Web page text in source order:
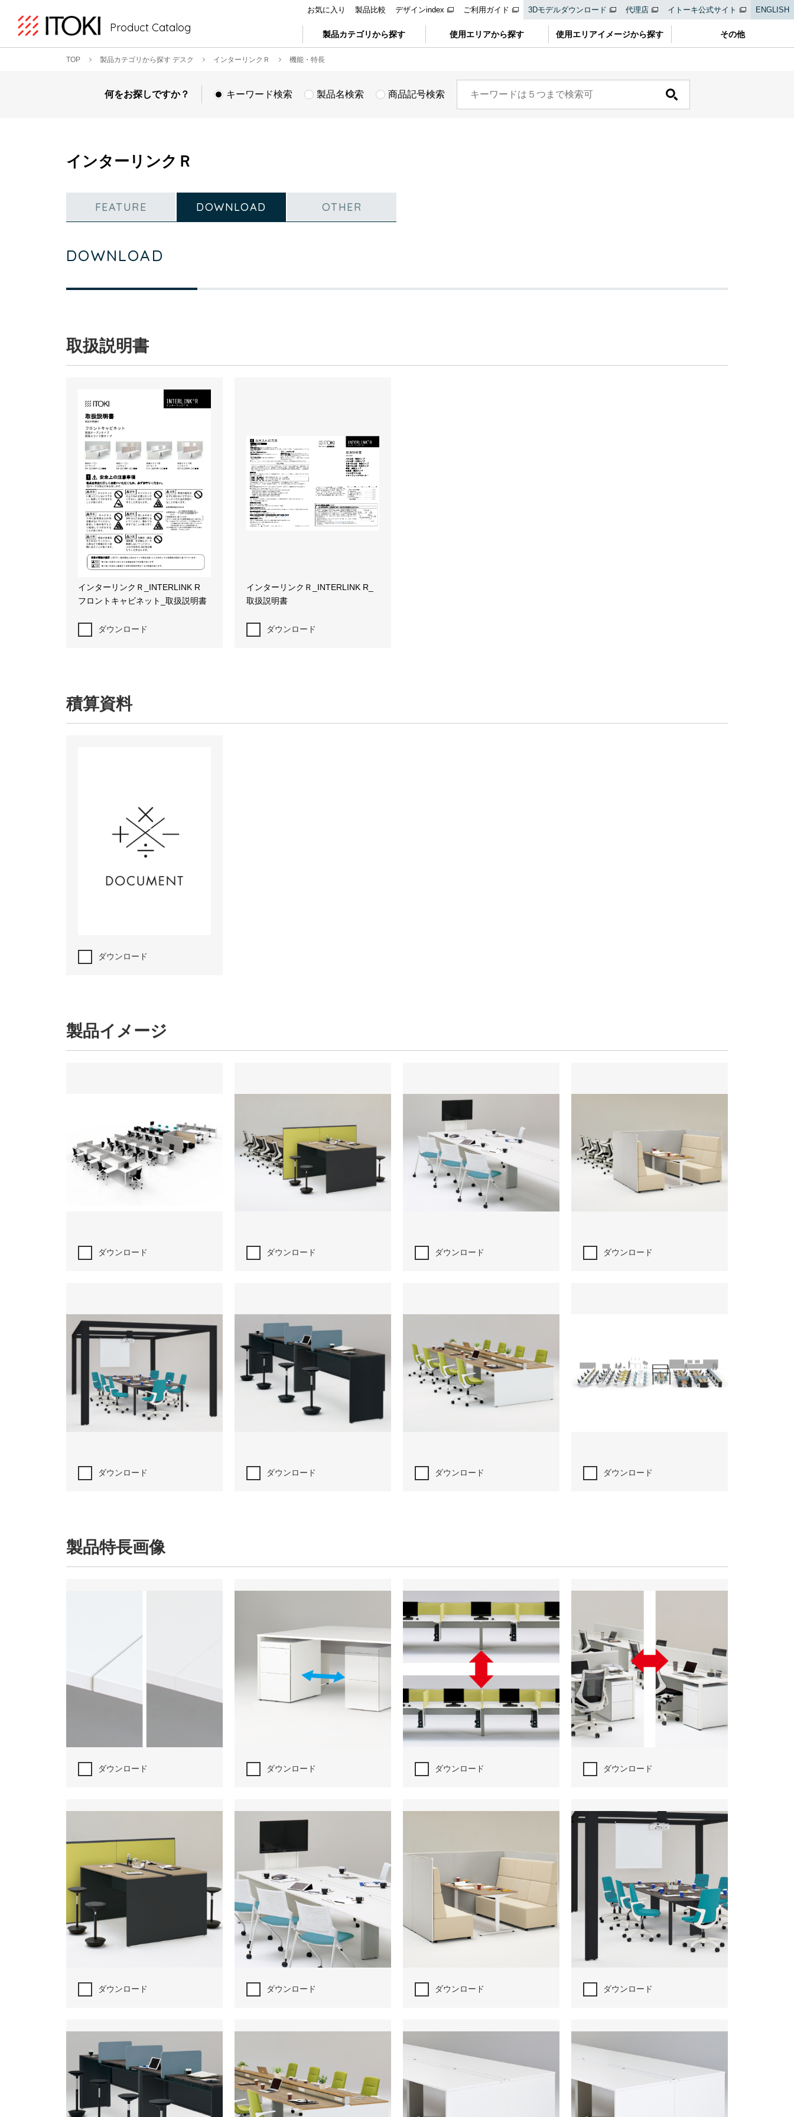
Product Catalog
お気に入り 製品比較 デザインindex ご利用ガイド 3Dモデルダウンロード 代理店 イトーキ公式サイト ENGLISH
製品カテゴリから探す 使用エリアから探す 使用エリアイメージから探す その他
TOP 製品カテゴリから探す デスク インターリンクＲ 機能・特長
何をお探しですか？ キーワード検索 製品名検索 商品記号検索
インターリンクＲ
FEATURE DOWNLOAD OTHER
DOWNLOAD
取扱説明書
インターリンクＲ_INTERLINK R
フロントキャビネット_取扱説明書
ダウンロード
インターリンクＲ_INTERLINK R_
取扱説明書
ダウンロード
積算資料
ダウンロード
製品イメージ
ダウンロード ダウンロード ダウンロード ダウンロード
ダウンロード ダウンロード ダウンロード ダウンロード
製品特長画像
ダウンロード ダウンロード ダウンロード ダウンロード
ダウンロード ダウンロード ダウンロード ダウンロード